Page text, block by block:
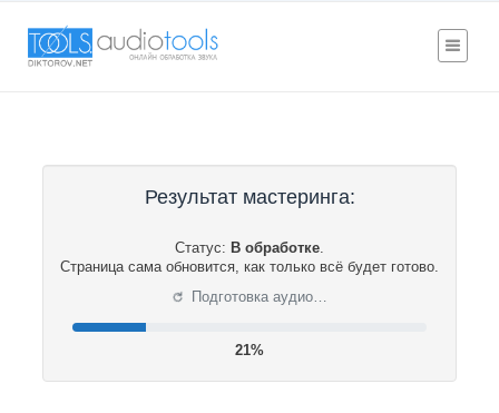
Результат мастеринга:
Статус: В обработке.
Страница сама обновится, как только всё будет готово.
⟳ Подготовка аудио…
22%